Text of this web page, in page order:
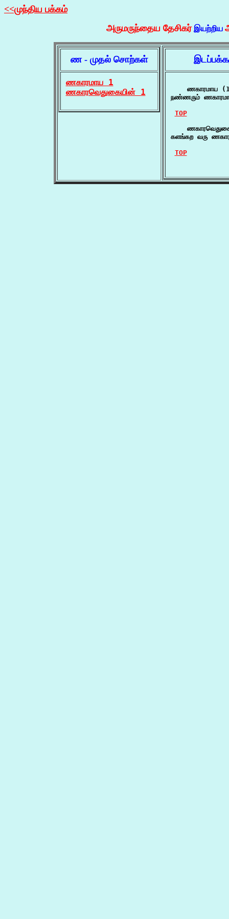
<<முந்திய பக்கம்
அருமருந்தைய தேசிகர் இயற்றிய
ண - முதல் சொற்கள்
ணகாரமாய 1
ணகாரவெதுகையின் 1
ணகாரமாய
நண்ணரும்
TOP
களங்கற வரு
TOP